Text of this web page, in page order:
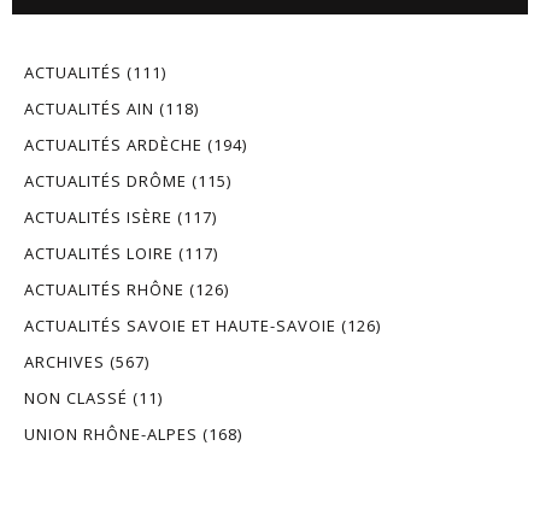
ACTUALITÉS (111)
ACTUALITÉS AIN (118)
ACTUALITÉS ARDÈCHE (194)
ACTUALITÉS DRÔME (115)
ACTUALITÉS ISÈRE (117)
ACTUALITÉS LOIRE (117)
ACTUALITÉS RHÔNE (126)
ACTUALITÉS SAVOIE ET HAUTE-SAVOIE (126)
ARCHIVES (567)
NON CLASSÉ (11)
UNION RHÔNE-ALPES (168)